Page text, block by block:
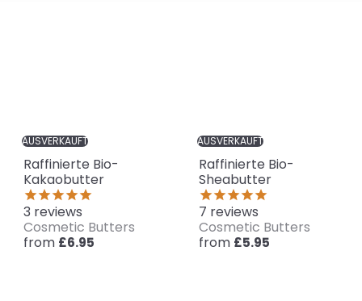
AUSVERKAUFT
Raffinierte Bio-
Kakaobutter
3 reviews
Cosmetic Butters
from £6.95
AUSVERKAUFT
Raffinierte Bio-
Sheabutter
7 reviews
Cosmetic Butters
from £5.95